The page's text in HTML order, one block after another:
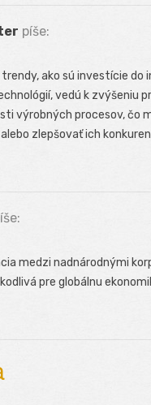
píše:
trendy, ako sú investície do
vedú k zvýšeniu
výrobných procesov, čo
zlepšovať ich
medzi nadnárodnými
pre globálnu